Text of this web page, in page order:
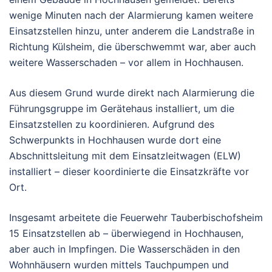
wenige Minuten nach der Alarmierung kamen weitere
Einsatzstellen hinzu, unter anderem die Landstraße in
Richtung Külsheim, die überschwemmt war, aber auch
weitere Wasserschaden – vor allem in Hochhausen.
Aus diesem Grund wurde direkt nach Alarmierung die
Führungsgruppe im Gerätehaus installiert, um die
Einsatzstellen zu koordinieren. Aufgrund des
Schwerpunkts in Hochhausen wurde dort eine
Abschnittsleitung mit dem Einsatzleitwagen (ELW)
installiert – dieser koordinierte die Einsatzkräfte vor
Ort.
Insgesamt arbeitete die Feuerwehr Tauberbischofsheim
15 Einsatzstellen ab – überwiegend in Hochhausen,
aber auch in Impfingen. Die Wasserschäden in den
Wohnhäusern wurden mittels Tauchpumpen und